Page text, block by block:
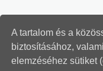
A tartalom és a
biztosításához,
elemzéséhez sütiket